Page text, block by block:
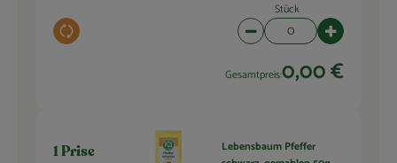
Auswahl ändern
Stück
Artikelanzahl verringern
Gesamtpreis:0,00 €
1 Prise
Lebensbaum Pfeffer